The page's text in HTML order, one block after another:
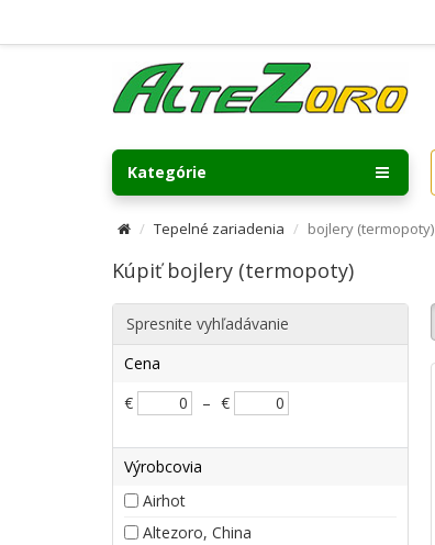
Kategórie
Tepelné zariadenia bojlery (termopoty)
Kúpiť bojlery (termopoty)
Spresnite vyhľadávanie
Cena
€
– €
Výrobcovia
Airhot
Altezoro, China